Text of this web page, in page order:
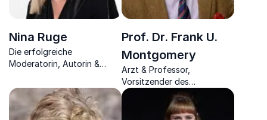
Nina Ruge
Die erfolgreiche
Moderatorin, Autorin &
erschafft mit Ihnen eine
kraftvolle, innere
Orientierung
Prof. Dr. Frank U.
Montgomery
Arzt & Professor,
Vorsitzender des
Weltärztebundes - gilt als
einer der profiliertesten
Gesundheitsexperten in